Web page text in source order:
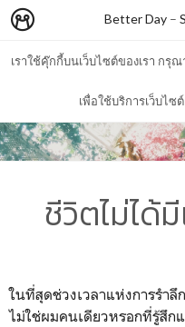
เราใช้คุ๊กกี้บนเว็บไซต์ของเรา กรุ
เพื่อใช้บริการเว็บไซต์
Better Day –
ชีวิตไม่ได้
ในที่สุดช่วงเวลาแห่งการรำ
ไม่ใช่ผมคนเดียวหรอกที่รู้สึก